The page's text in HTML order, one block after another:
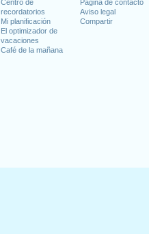
Centro de
recordatorios
Mi planificación
El optimizador de
vacaciones
Café de la mañana
Página de contacto
Aviso legal
Compartir